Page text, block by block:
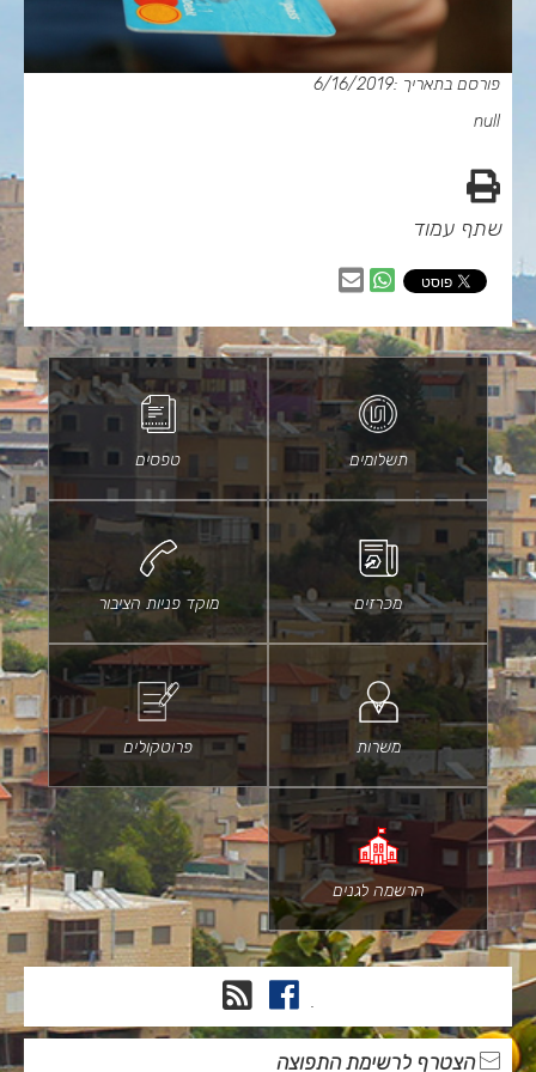
פורסם בתאריך :6/16/2019
null
הדפס
שתף עמוד
שיתוף
בווטסאפ
שיתוף
באמצעות
דוא״ל
תשלומים טפסים
מכרזים מוקד פניות הציבור
משרות פרוטקולים
הרשמה לגנים
.
פייסבוקRSS
הצטרף לרשימת התפוצה